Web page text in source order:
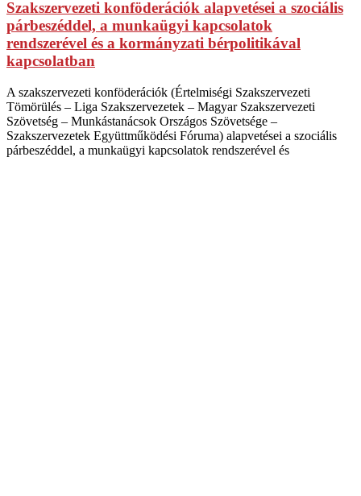
Szakszervezeti konföderációk alapvetései a szociális
párbeszéddel, a munkaügyi kapcsolatok
rendszerével és a kormányzati bérpolitikával
kapcsolatban
A szakszervezeti konföderációk (Értelmiségi Szakszervezeti
Tömörülés – Liga Szakszervezetek – Magyar Szakszervezeti
Szövetség – Munkástanácsok Országos Szövetsége –
Szakszervezetek Együttműködési Fóruma) alapvetései a szociális
párbeszéddel, a munkaügyi kapcsolatok rendszerével és